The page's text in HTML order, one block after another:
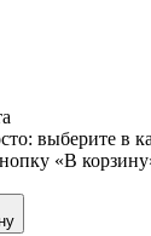
выберите в
«В